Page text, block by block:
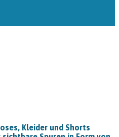
Kleider und Shorts